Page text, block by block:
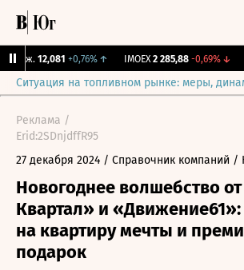
Бирж. 12,081 +0,76%↑ IMOEX 2 285,88 -0,69%↓
Ситуация на топливном рынке: меры,
Реклама /
Erid:2SDnjdffR95
27 декабря 2024 / Справочник компаний /
Новогоднее волшебство от
Квартал» и
на квартиру мечты и
подарок